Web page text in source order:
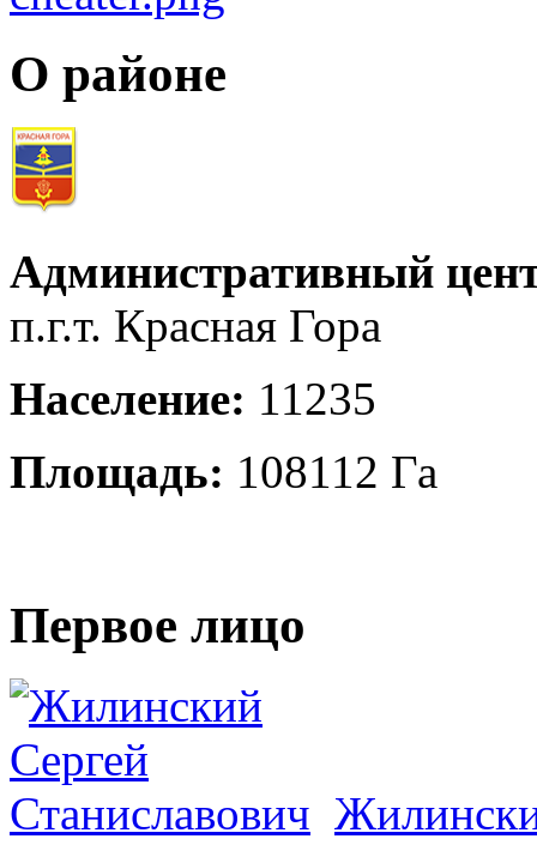
О районе
Административный
п.г.т. Красная Гора
Население: 11235
Площадь: 108112 Га
Первое лицо